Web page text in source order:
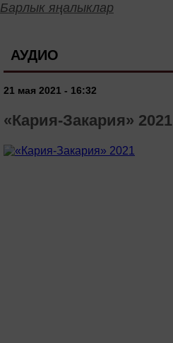
Барлык яңалыклар
АУДИО
21 мая 2021 - 16:32
«Кария-Закария» 2021